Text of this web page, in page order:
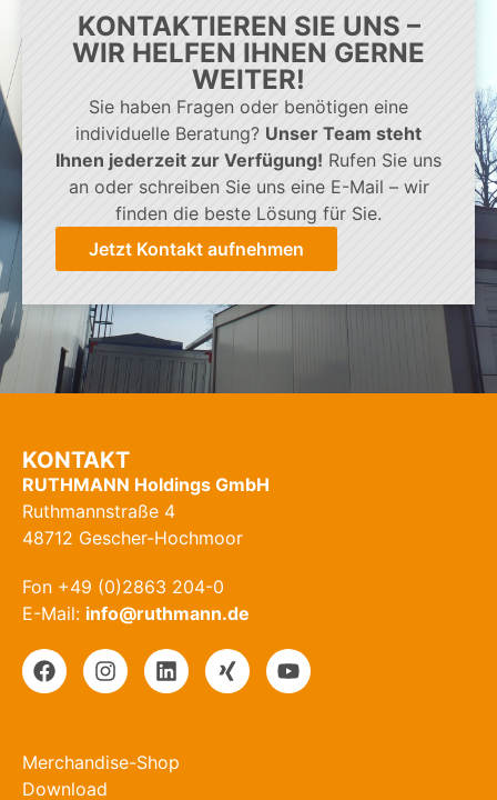
KONTAKTIEREN SIE UNS –
WIR HELFEN IHNEN GERNE
WEITER!
Sie haben Fragen oder benötigen eine
individuelle Beratung? Unser Team steht
Ihnen jederzeit zur Verfügung! Rufen Sie uns
an oder schreiben Sie uns eine E-Mail – wir
finden die beste Lösung für Sie.
Jetzt Kontakt aufnehmen
KONTAKT
RUTHMANN Holdings GmbH
Ruthmannstraße 4
48712 Gescher-Hochmoor
Fon +49 (0)2863 204-0
E-Mail: info@ruthmann.de
Merchandise-Shop
Download